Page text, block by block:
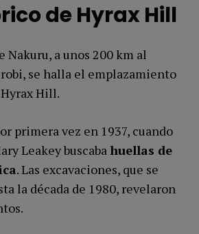
de Hyrax Hill
Nakuru, a unos 200 km al
se halla el emplazamiento
Hill.
primera vez en 1937, cuando
Leakey buscaba huellas de
. Las excavaciones, que se
la década de 1980, revelaron